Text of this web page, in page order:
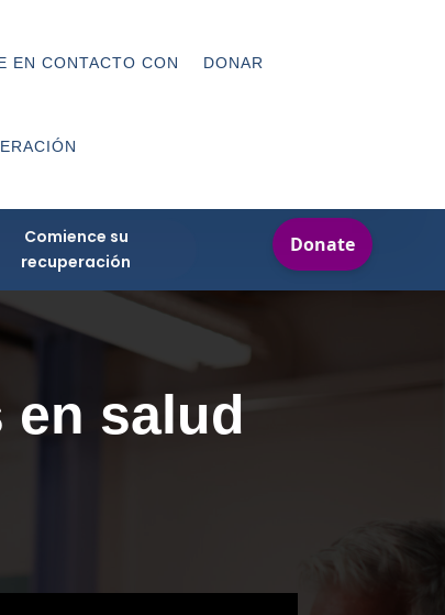
EN CONTACTO CON DONAR
Comience su
recuperación
salud